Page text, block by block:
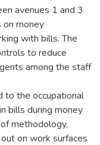
avenues 1 and 3
money
with bills. The
to reduce
among the staff
to the occupational
bills during money
methodology,
on work surfaces